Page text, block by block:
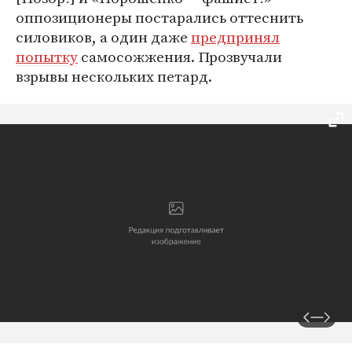
оппозиционеры постарались оттеснить
силовиков, а один дажепредпринял
попыткусамосожжения. Прозвучали
взрывы нескольких петард.